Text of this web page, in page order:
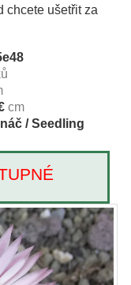
chcete ušetřit za
cm
/ Seedling